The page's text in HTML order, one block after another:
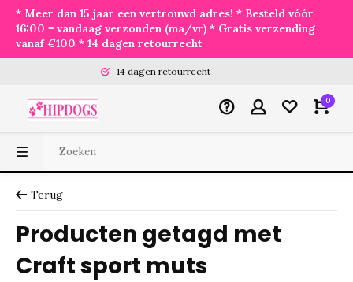
* Meer dan 15 jaar een vertrouwd adres! * Besteld vóór
16:00 = vandaag verzonden (ma/vr) * Gratis verzending
vanaf €100 * 14 dagen retourrecht
14 dagen retourrecht
0
Terug
Producten getagd met
Craft sport muts